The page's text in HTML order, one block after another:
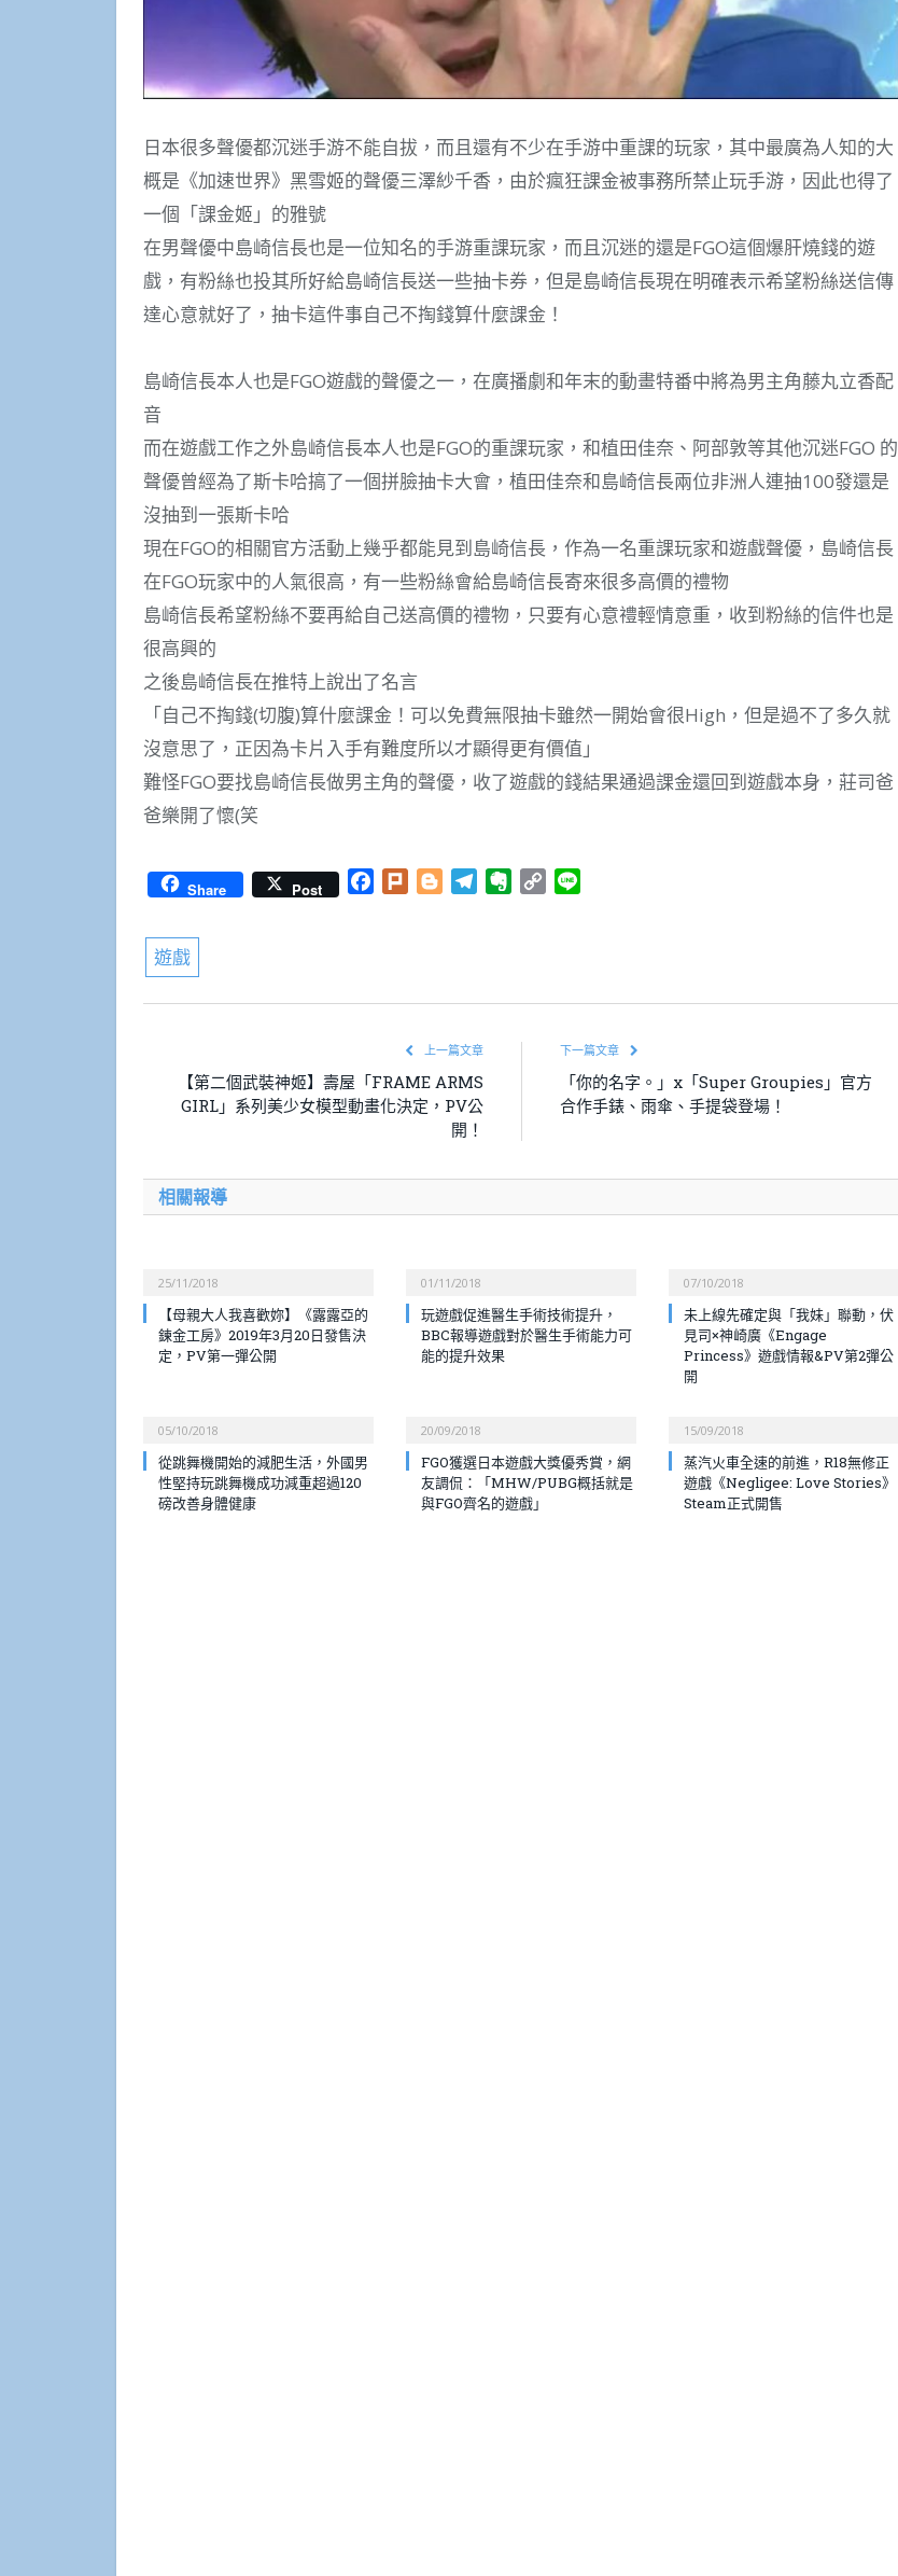
日本很多聲優都沉迷手游不能自拔，而且還有不少在手游中重課的玩家，其中最廣為人知的大
概是《加速世界》黑雪姬的聲優三澤紗千香，由於瘋狂課金被事務所禁止玩手游，因此也得了
一個「課金姬」的雅號
在男聲優中島崎信長也是一位知名的手游重課玩家，而且沉迷的還是FGO這個爆肝燒錢的遊
戲，有粉絲也投其所好給島崎信長送一些抽卡券，但是島崎信長現在明確表示希望粉絲送信傳
達心意就好了，抽卡這件事自己不掏錢算什麼課金！
島崎信長本人也是FGO遊戲的聲優之一，在廣播劇和年末的動畫特番中將為男主角藤丸立香配
音
而在遊戲工作之外島崎信長本人也是FGO的重課玩家，和植田佳奈、阿部敦等其他沉迷FGO 的
聲優曾經為了斯卡哈搞了一個拼臉抽卡大會，植田佳奈和島崎信長兩位非洲人連抽100發還是
沒抽到一張斯卡哈
現在FGO的相關官方活動上幾乎都能見到島崎信長，作為一名重課玩家和遊戲聲優，島崎信長
在FGO玩家中的人氣很高，有一些粉絲會給島崎信長寄來很多高價的禮物
島崎信長希望粉絲不要再給自己送高價的禮物，只要有心意禮輕情意重，收到粉絲的信件也是
很高興的
之後島崎信長在推特上說出了名言
「自己不掏錢(切腹)算什麼課金！可以免費無限抽卡雖然一開始會很High，但是過不了多久就
沒意思了，正因為卡片入手有難度所以才顯得更有價值」
難怪FGO要找島崎信長做男主角的聲優，收了遊戲的錢結果通過課金還回到遊戲本身，莊司爸
爸樂開了懷(笑
Share Post Facebook
Plurk BloggerTelegramEvernote
Copy
遊戲
上一篇文章
【第二個武裝神姬】壽屋「FRAME ARMS
GIRL」系列美少女模型動畫化決定，PV公
開！
下一篇文章
「你的名字。」x「Super Groupies」官方
合作手錶、雨傘、手提袋登場！
相關報導
25/11/2018
【母親大人我喜歡妳】《露露亞的
鍊金工房》2019年3月20日發售決
定，PV第一彈公開
01/11/2018
玩遊戲促進醫生手術技術提升，
BBC報導遊戲對於醫生手術能力可
能的提升效果
07/10/2018
未上線先確定與「我妹」聯動，伏
見司×神崎廣《Engage
Princess》遊戲情報&PV第2彈公
開
05/10/2018
從跳舞機開始的減肥生活，外國男
性堅持玩跳舞機成功減重超過120
磅改善身體健康
20/09/2018
FGO獲選日本遊戲大獎優秀賞，網
友調侃：「MHW/PUBG概括就是
與FGO齊名的遊戲」
15/09/2018
蒸汽火車全速的前進，R18無修正
遊戲《Negligee: Love Stories》
Steam正式開售